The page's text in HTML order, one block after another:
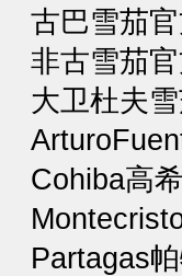
古巴雪茄官
非古雪茄官
大卫杜夫
Cohiba高
Partagas